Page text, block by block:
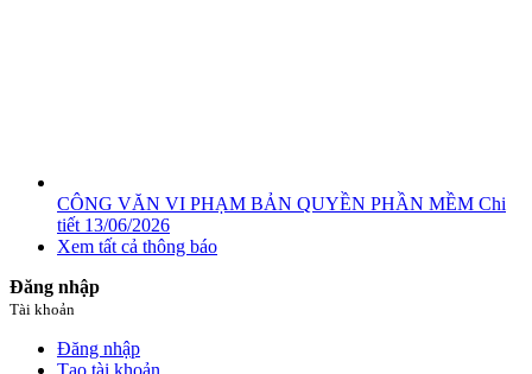
CÔNG VĂN VI PHẠM BẢN QUYỀN PHẦN MỀM Chi
tiết 13/06/2026
Xem tất cả thông báo
Đăng nhập
Tài khoản
Đăng nhập
Tạo tài khoản